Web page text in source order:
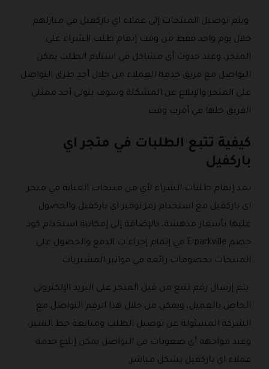
ويتم توصيل المنتجات إلى عملاء اي باركفيل في منازلهم
خلال يوم واحد فقط من وقت إتمام طلب الشراء على
المتجر، وعند حدوث أي مشاكل في استلام الطلب يمكن
التواصل مع فريق خدمة العملاء من خلال أحد طرق التواصل
على المتجر والإبلاغ عن المشكلة وسوف يتولى أحد ممثلي
الفريق حلها في أقرب وقت.
كيفية تتبع الطلبات في متجر اي
باركفيل
بعد إتمام طلبات الشراء لأي من منتجات العناية في متجر
اي باركفيل مع استخدام رمز توفير اي باركفيل والحصول
عليها بأسعار مدهشة، بالإضافة إلى إمكانية استخدام كود
خصم E parkville في إتمام إجراءات الدفع والحصول على
المنتجات بخصومات رائعة في فواتير المشتريات.
يتم إرسال رقم تتبع من قبل المتجر على البريد الإلكتروني
الخاص بالعميل، ويمكن من خلال هذا الرقم التواصل مع
الشركة المسئولة عن توصيل الطلب ومتابعة خط السير،
وعند مواجهة أي صعوبات في التواصل يمكن إبلاغ خدمة
عملاء اي باركفيل بشكل مباشر.